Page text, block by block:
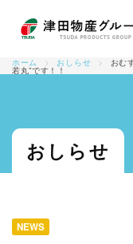
産地・生産者
ホーム
> おしらせ > おむ
若丸”です！！
おしらせ
NEWS